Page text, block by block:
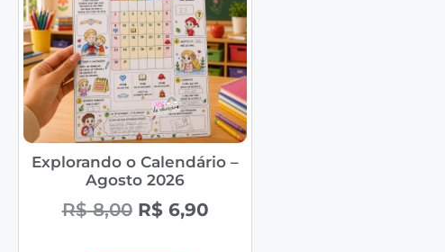
Explorando o Calendário –
Agosto 2026
R$8,00 R$6,90